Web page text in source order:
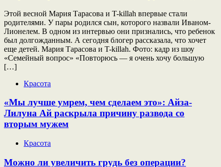
Этой весной Мария Тарасова и T-killah впервые стали
родителями. У пары родился сын, которого назвали Иваном-
Лионелем. В одном из интервью они признались, что ребенок
был долгожданным. А сегодня блогер рассказала, что хочет
еще детей. Мария Тарасова и T-killah. Фото: кадр из шоу
«Семейный вопрос» «Повторюсь — я очень хочу большую
[…]
Красота
«Мы лучше умрем, чем сделаем это»: Айза-
Лилуна Ай раскрыла причину развода со
вторым мужем
Красота
Можно ли увеличить грудь без операции?